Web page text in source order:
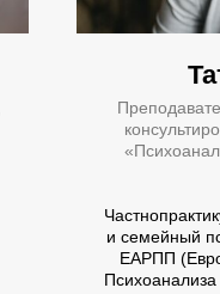
и семейный
ЕАРПП